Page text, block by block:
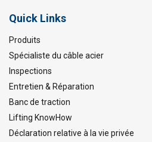
Quick Links
Produits
Spécialiste du câble acier
Inspections
Entretien & Réparation
Banc de traction
Lifting KnowHow
Déclaration relative à la vie privée